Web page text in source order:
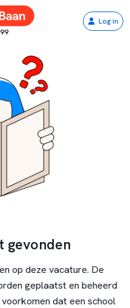
Log in
gevonden
op deze vacature. De
geplaatst en beheerd
dat een school